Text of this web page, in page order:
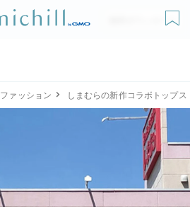
無料ダウンロード
ファッション しまむらの新作コラボトップス